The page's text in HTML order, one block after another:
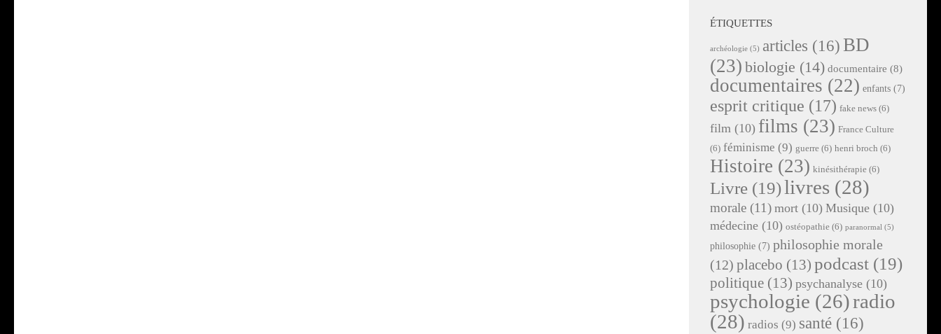
ÉTIQUETTES
archéologie (5) articles (16) BD
(23) biologie (14) documentaire (8)
documentaires (22) enfants (7)
esprit critique (17) fake news (6)
film (10) films (23) France Culture
(6) féminisme (9) guerre (6) henri broch (6)
Histoire (23) kinésithérapie (6)
Livre (19)livres (28)
morale (11) mort (10) Musique (10)
médecine (10) ostéopathie (6) paranormal (5)
philosophie (7) philosophie morale
(12) placebo (13) podcast (19)
politique (13) psychanalyse (10)
psychologie (26)radio
(28) radios (9) santé (16)